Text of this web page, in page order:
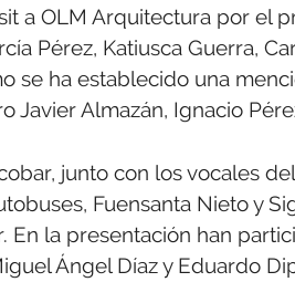
a OLM Arquitectura por el
Pérez, Katiusca Guerra,
se ha establecido una
Javier Almazán, Ignacio
junto con los vocales
Fuensanta Nieto y
En la presentación han
Ángel Díaz y Eduardo